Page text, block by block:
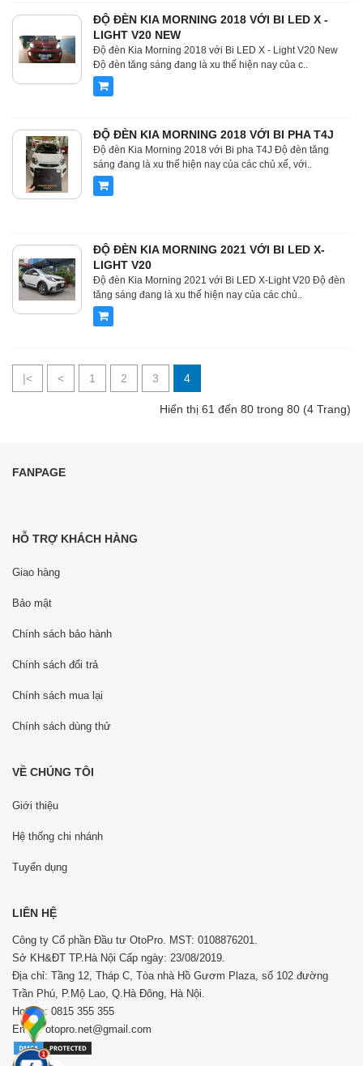
ĐỘ ĐÈN KIA MORNING 2018 VỚI BI LED X -
LIGHT V20 NEW
Độ đèn Kia Morning 2018 với Bi LED X - Light V20 New
Độ đèn tăng sáng đang là xu thế hiện nay của c..
ĐỘ ĐÈN KIA MORNING 2018 VỚI BI PHA T4J
Độ đèn Kia Morning 2018 với Bi pha T4J Độ đèn tăng
sáng đang là xu thế hiện nay của các chủ xế, với..
ĐỘ ĐÈN KIA MORNING 2021 VỚI BI LED X-
LIGHT V20
Độ đèn Kia Morning 2021 với Bi LED X-Light V20 Độ đèn
tăng sáng đang là xu thế hiện nay của các chủ..
|< < 1 2 3 4
Hiển thị 61 đến 80 trong 80 (4 Trang)
FANPAGE
HỖ TRỢ KHÁCH HÀNG
Giao hàng
Bảo mật
Chính sách bảo hành
Chính sách đổi trả
Chính sách mua lại
Chính sách dùng thử
VỀ CHÚNG TÔI
Giới thiệu
Hệ thống chi nhánh
Tuyển dụng
LIÊN HỆ
Công ty Cổ phần Đầu tư OtoPro. MST: 0108876201.
Sở KH&ĐT TP.Hà Nội Cấp ngày: 23/08/2019.
Địa chỉ: Tầng 12, Tháp C, Tòa nhà Hồ Gươm Plaza, số 102 đường
Trần Phú, P.Mộ Lao, Q.Hà Đông, Hà Nội.
Hotline: 0815 355 355
Email: otopro.net@gmail.com